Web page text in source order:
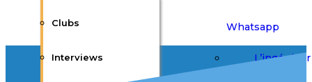
Clubs
Interviews
Whatsapp